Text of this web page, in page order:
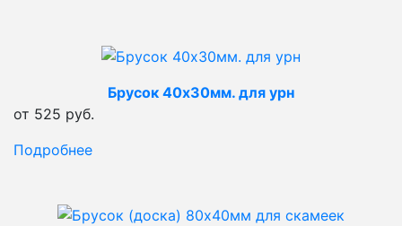
Брусок 40х30мм. для урн
от 525 руб.
Подробнее